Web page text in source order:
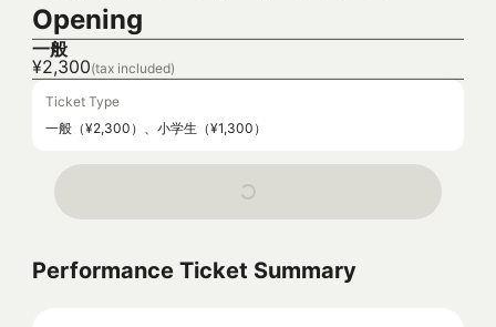
Opening
一般
¥2,300(tax included)
Ticket Type
一般（¥2,300）、小学生（¥1,300）
Performance Ticket Summary